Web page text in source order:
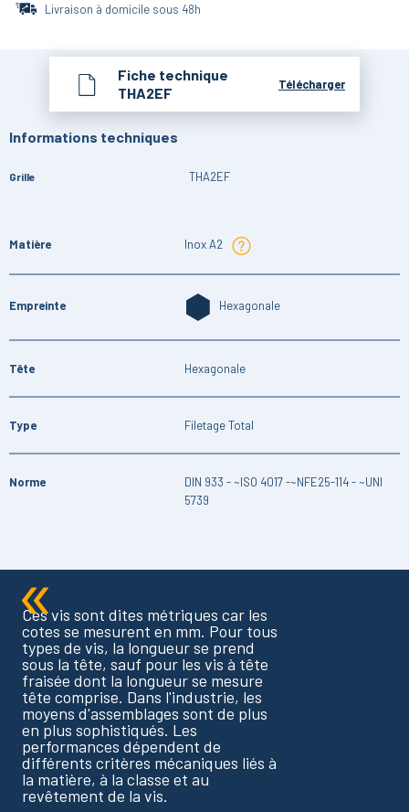
Livraison à domicile sous 48h
Fiche technique
THA2EF
Télécharger
Informations techniques
Grille THA2EF
Matière Inox A2
Empreinte Hexagonale
Tête Hexagonale
Type Filetage Total
Norme
DIN 933 - ~ISO 4017 -~NFE25-114 - ~UNI
5739
Ces vis sont dites métriques car les
cotes se mesurent en mm. Pour tous
types de vis, la longueur se prend
sous la tête, sauf pour les vis à tête
fraisée dont la longueur se mesure
tête comprise. Dans l'industrie, les
moyens d'assemblages sont de plus
en plus sophistiqués. Les
performances dépendent de
différents critères mécaniques liés à
la matière, à la classe et au
revêtement de la vis.